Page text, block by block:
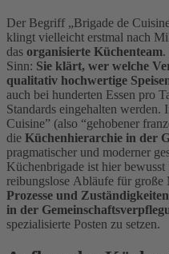
Der Begriff „Brigade de
klingt vielleicht erstmal nach
das organisierte Küchenteam.
Sinn: Sie klärt, wer welche
qualitativ hochwertige
auch bei hunderten Essen pro
Standards eingehalten werden.
Cuisine” (also “gehobener
die Küchenhierarchie in der
pragmatischer und moderner
Küchenbrigade ist hier
reibungslose Abläufe für große
Prozesse und Zuständigkeiten
in der
spezialisierte Posten zu setzen.